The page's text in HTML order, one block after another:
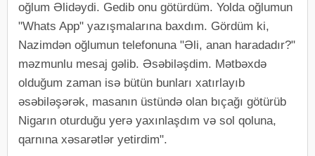
oğlum Əlidəydi. Gedib onu götürdüm. Yolda oğlumun
"Whats App" yazışmalarına baxdım. Gördüm ki,
Nazimdən oğlumun telefonuna "Əli, anan haradadır?"
məzmunlu mesaj gəlib. Əsəbiləşdim. Mətbəxdə
olduğum zaman isə bütün bunları xatırlayıb
əsəbiləşərək, masanın üstündə olan bıçağı götürüb
Nigarın oturduğu yerə yaxınlaşdım və sol qoluna,
qarnına xəsarətlər yetirdim".